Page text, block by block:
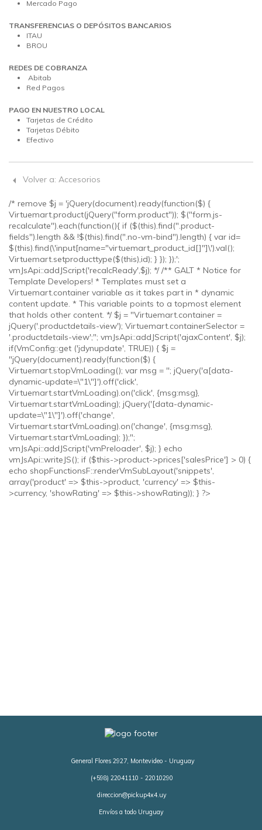
Mercado Pago
TRANSFERENCIAS O DEPÓSITOS BANCARIOS
ITAU
BROU
REDES DE COBRANZA
Abitab
Red Pagos
PAGO EN NUESTRO LOCAL
Tarjetas de Crédito
Tarjetas Débito
Efectivo
Volver a: Accesorios
/* remove $j = 'jQuery(document).ready(function($) {
Virtuemart.product(jQuery("form.product")); $("form.js-
recalculate").each(function(){ if ($(this).find(".product-
fields").length && !$(this).find(".no-vm-bind").length) { var id=
$(this).find(\'input[name="virtuemart_product_id[]"]\').val();
Virtuemart.setproducttype($(this),id); } }); });';
vmJsApi::addJScript('recalcReady',$j); */ /** GALT * Notice for
Template Developers! * Templates must set a
Virtuemart.container variable as it takes part in * dynamic
content update. * This variable points to a topmost element
that holds other content. */ $j = "Virtuemart.container =
jQuery('.productdetails-view'); Virtuemart.containerSelector =
'.productdetails-view';"; vmJsApi::addJScript('ajaxContent', $j);
if(VmConfig::get ('jdynupdate', TRUE)) { $j =
"jQuery(document).ready(function($) {
Virtuemart.stopVmLoading(); var msg = ''; jQuery('a[data-
dynamic-update=\"1\"]').off('click',
Virtuemart.startVmLoading).on('click', {msg:msg},
Virtuemart.startVmLoading); jQuery('[data-dynamic-
update=\"1\"]').off('change',
Virtuemart.startVmLoading).on('change', {msg:msg},
Virtuemart.startVmLoading); });";
vmJsApi::addJScript('vmPreloader', $j); } echo
vmJsApi::writeJS(); if ($this->product->prices['salesPrice'] > 0) {
echo shopFunctionsF::renderVmSubLayout('snippets',
array('product' => $this->product, 'currency' => $this-
>currency, 'showRating' => $this->showRating)); } ?>
General Flores 2927, Montevideo - Uruguay
(+598) 22041110 - 22010290
direccion@pickup4x4.uy
Envíos a todo Uruguay